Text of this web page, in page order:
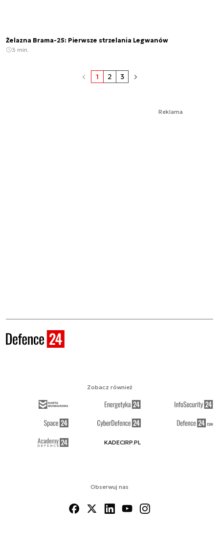
Żelazna Brama-25: Pierwsze strzelania Legwanów
3 min.
1 2 3
Reklama
Obserwuj nas
Zobacz również
KADECIRP.PL